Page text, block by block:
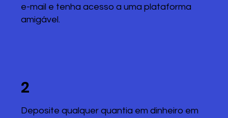
e-mail e tenha acesso a uma plataforma
amigável.
2
Deposite qualquer quantia em dinheiro em